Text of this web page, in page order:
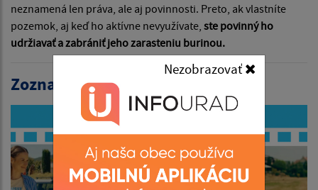
Nezobrazovať
neznamená len práva, ale aj povinnosti. Preto, ak vlastníte
pozemok, aj keď ho aktívne nevyužívate, ste povinný ho
udržiavať a zabrániť jeho zarasteniu burinou.
Zoznam aktualít: